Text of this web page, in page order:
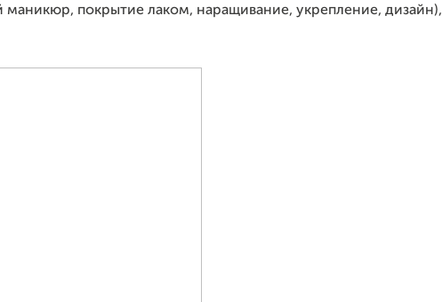
покрытие лаком, наращивание, укрепление, дизайн),